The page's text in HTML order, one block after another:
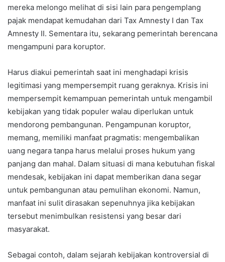
mereka melongo melihat di sisi lain para pengemplang
pajak mendapat kemudahan dari Tax Amnesty I dan Tax
Amnesty II. Sementara itu, sekarang pemerintah berencana
mengampuni para koruptor.
Harus diakui pemerintah saat ini menghadapi krisis
legitimasi yang mempersempit ruang geraknya. Krisis ini
mempersempit kemampuan pemerintah untuk mengambil
kebijakan yang tidak populer walau diperlukan untuk
mendorong pembangunan. Pengampunan koruptor,
memang, memiliki manfaat pragmatis: mengembalikan
uang negara tanpa harus melalui proses hukum yang
panjang dan mahal. Dalam situasi di mana kebutuhan fiskal
mendesak, kebijakan ini dapat memberikan dana segar
untuk pembangunan atau pemulihan ekonomi. Namun,
manfaat ini sulit dirasakan sepenuhnya jika kebijakan
tersebut menimbulkan resistensi yang besar dari
masyarakat.
Sebagai contoh, dalam sejarah kebijakan kontroversial di